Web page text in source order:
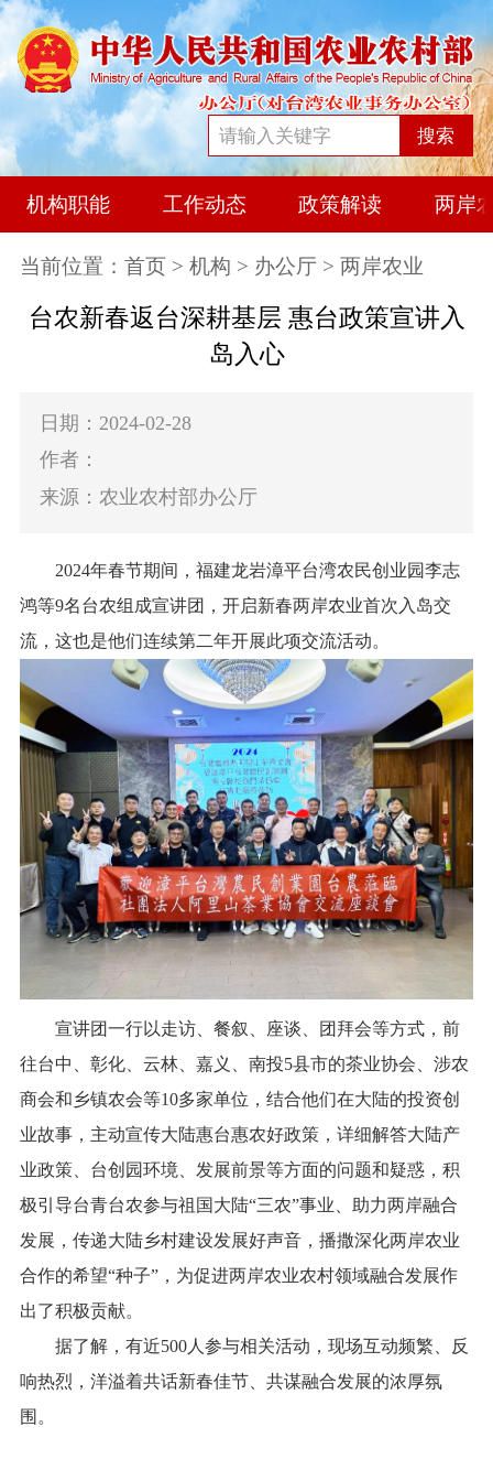
搜索
机构职能 工作动态 政策解读 两岸
当前位置： 首页 > 机构 > 办公厅> 两岸农业
台农新春返台深耕基层 惠台政策宣讲入
岛入心
日期：2024-02-28
作者：
来源：农业农村部办公厅
2024年春节期间，福建龙岩漳平台湾农民创业园李志
鸿等9名台农组成宣讲团，开启新春两岸农业首次入岛交
流，这也是他们连续第二年开展此项交流活动。
宣讲团一行以走访、餐叙、座谈、团拜会等方式，前
往台中、彰化、云林、嘉义、南投5县市的茶业协会、涉农
商会和乡镇农会等10多家单位，结合他们在大陆的投资创
业故事，主动宣传大陆惠台惠农好政策，详细解答大陆产
业政策、台创园环境、发展前景等方面的问题和疑惑，积
极引导台青台农参与祖国大陆“三农”事业、助力两岸融合
发展，传递大陆乡村建设发展好声音，播撒深化两岸农业
合作的希望“种子”，为促进两岸农业农村领域融合发展作
出了积极贡献。
据了解，有近500人参与相关活动，现场互动频繁、反
响热烈，洋溢着共话新春佳节、共谋融合发展的浓厚氛
围。